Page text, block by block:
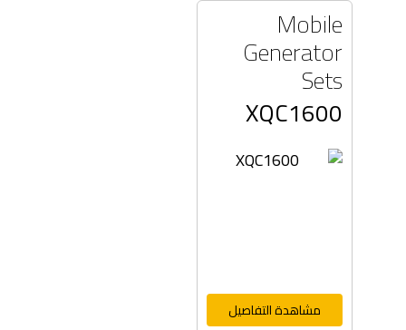
Mobile
Generator
Sets
XQC1600
مشاهدة التفاصيل